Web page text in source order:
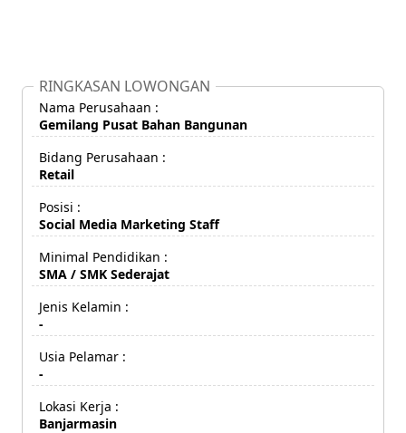
RINGKASAN LOWONGAN
Nama Perusahaan :
Gemilang Pusat Bahan Bangunan
Bidang Perusahaan :
Retail
Posisi :
Social Media Marketing Staff
Minimal Pendidikan :
SMA / SMK Sederajat
Jenis Kelamin :
-
Usia Pelamar :
-
Lokasi Kerja :
Banjarmasin